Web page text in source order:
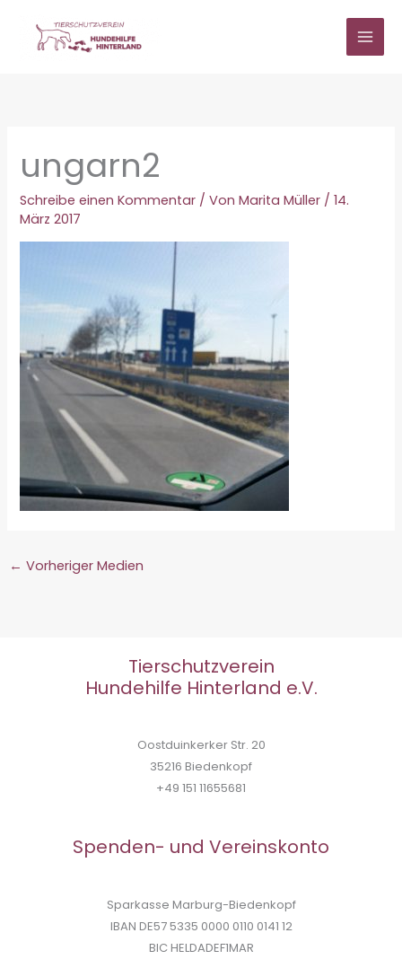
springen
ungarn2
Schreibe einen Kommentar / VonMarita Müller /14.
März 2017
← Vorheriger Medien
Tierschutzverein
Hundehilfe Hinterland e.V.
Oostduinkerker Str. 20
35216 Biedenkopf
+49 151 11655681
Spenden- und Vereinskonto
Sparkasse Marburg-Biedenkopf
IBAN DE57 5335 0000 0110 0141 12
BIC HELDADEF1MAR